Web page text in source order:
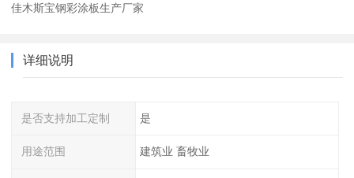
佳木斯宝钢彩涂板生产厂家
详细说明
是否支持加工定制 是
用途范围 建筑业 畜牧业